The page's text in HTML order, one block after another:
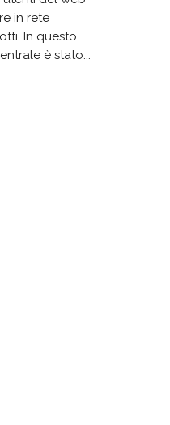
in rete
In questo
è stato...